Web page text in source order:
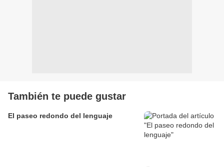
También te puede gustar
El paseo redondo del lenguaje